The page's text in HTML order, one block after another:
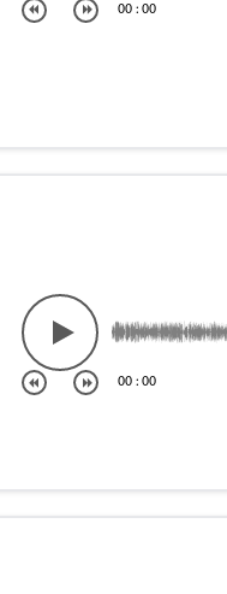
00 : 00
00 : 00